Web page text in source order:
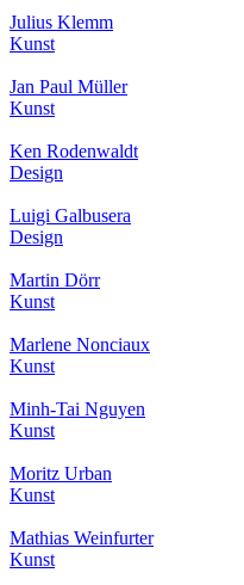
Julius Klemm
Kunst
Jan Paul Müller
Kunst
Ken Rodenwaldt
Design
Luigi Galbusera
Design
Martin Dörr
Kunst
Marlene Nonciaux
Kunst
Minh-Tai Nguyen
Kunst
Moritz Urban
Kunst
Mathias Weinfurter
Kunst